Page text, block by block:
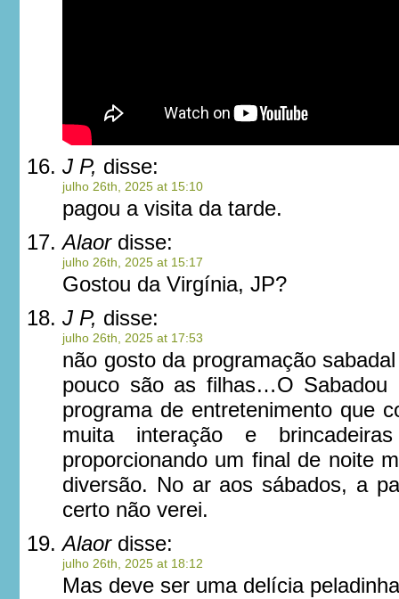
J P, disse:
julho 26th, 2025 at 15:10
pagou a visita da tarde.
Alaordisse:
julho 26th, 2025 at 15:17
Gostou da Virgínia, JP?
J P, disse:
julho 26th, 2025 at 17:53
não gosto da programação
pouco são as filhas…O Sabadou
programa de entretenimento que
muita interação e
proporcionando um final de noite
diversão. No ar aos sábados, a
certo não verei.
Alaordisse:
julho 26th, 2025 at 18:12
Mas deve ser uma delícia